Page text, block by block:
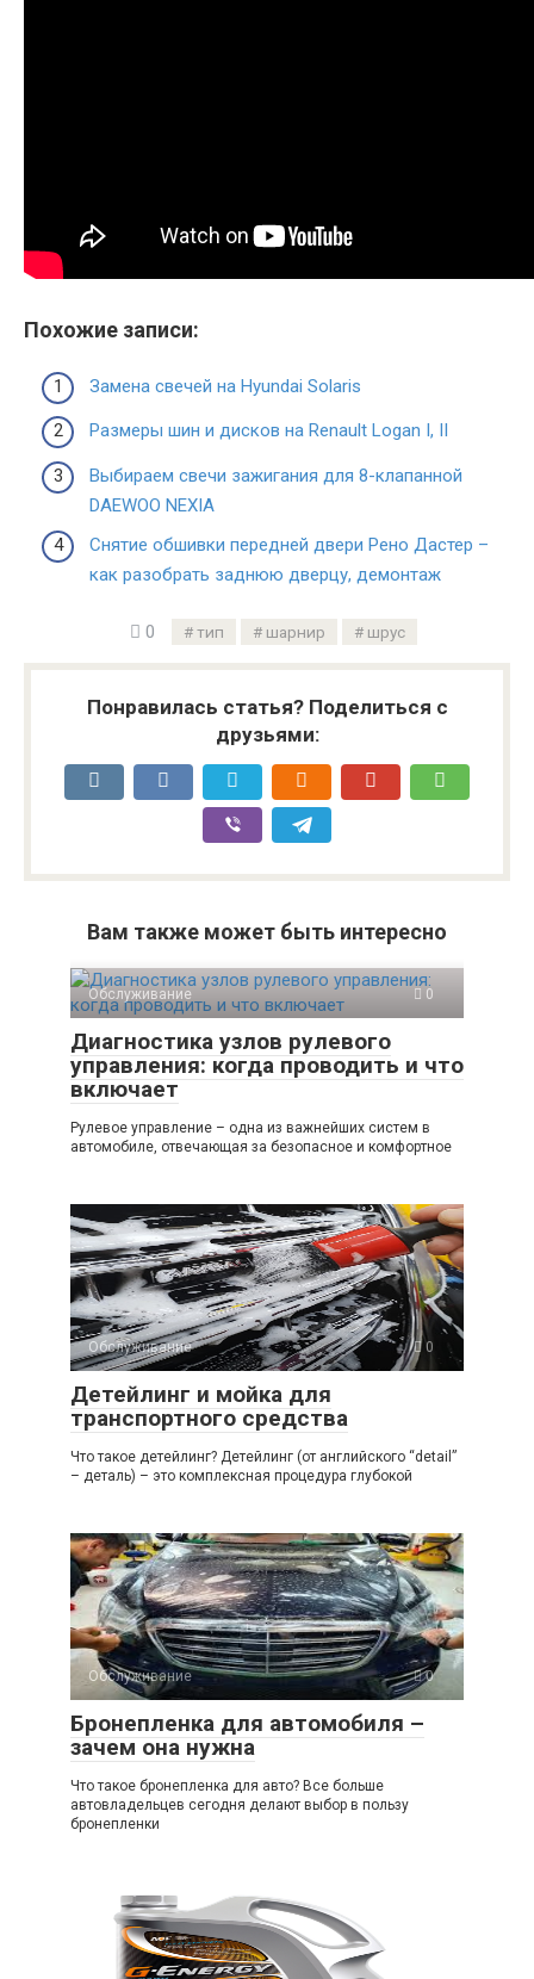
Похожие записи:
Замена свечей на Hyundai Solaris
Размеры шин и дисков на Renault Logan I, II
Выбираем свечи зажигания для 8-клапанной
DAEWOO NEXIA
Снятие обшивки передней двери Рено Дастер –
как разобрать заднюю дверцу, демонтаж
0 тип шарнир шрус
Понравилась статья? Поделиться с
друзьями:
Вам также может быть интересно
Обслуживание 0
Диагностика узлов рулевого
управления: когда проводить и что
включает
Рулевое управление – одна из важнейших систем в
автомобиле, отвечающая за безопасное и комфортное
Обслуживание 0
Детейлинг и мойка для
транспортного средства
Что такое детейлинг? Детейлинг (от английского “detail”
– деталь) – это комплексная процедура глубокой
Обслуживание 0
Бронепленка для автомобиля –
зачем она нужна
Что такое бронепленка для авто? Все больше
автовладельцев сегодня делают выбор в пользу
бронепленки